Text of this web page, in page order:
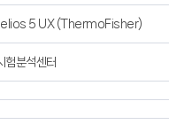
5 UX (ThermoFisher)
험분석센터